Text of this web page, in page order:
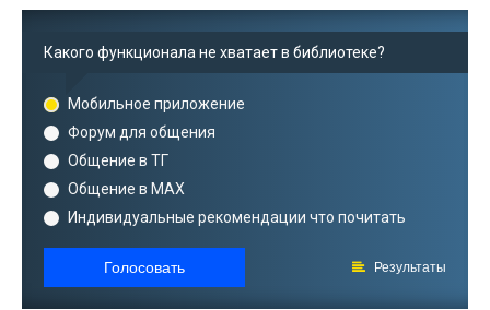
Какого функционала не хватает в библиотеке?
Мобильное приложение
Форум для общения
Общение в ТГ
Общение в MAX
Индивидуальные рекомендации что почитать
Голосовать Результаты